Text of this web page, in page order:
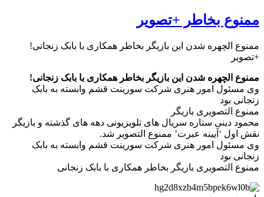
ممنوع بخاطر +تصویر
ممنوع الچهره شدن این بازیگر بخاطر همکاری با بابک زنجانی!
+تصویر
ممنوع الچهره شدن این بازیگر بخاطر همکاری با بابک زنجانی!
وی مسئول امور هنری شرکت سورینت قشم وابسته به بابک
زنجانی بود
ممنوع التصویری بازیگر
محمود دینی ستاره سریال های تلویزیونی دهه های گذشته و بازیگر
نقش اول ‘آیینه عبرت’ ممنوع التصوير شد.
وی مسئول امور هنری شرکت سورینت قشم وابسته به بابک
زنجانی بود
ممنوع التصویری بازیگر بخاطر همکاری با بابک زنجانی